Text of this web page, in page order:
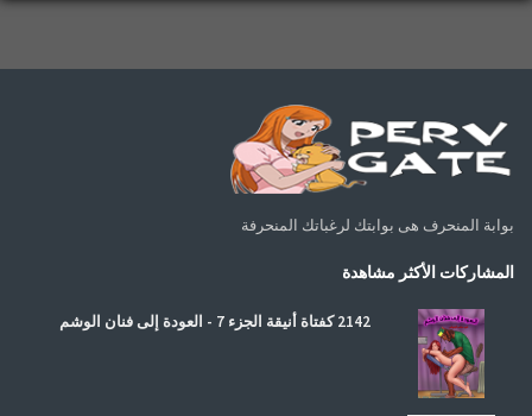
بوابة المنحرف هى بوابتك لرغباتك المنحرفة
المشاركات الأكثر مشاهدة
2142 كفتاة أنيقة الجزء 7 - العودة إلى فنان الوشم